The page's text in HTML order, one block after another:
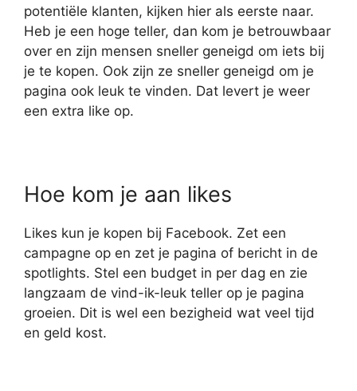
potentiële klanten, kijken hier als eerste naar.
Heb je een hoge teller, dan kom je betrouwbaar
over en zijn mensen sneller geneigd om iets bij
je te kopen. Ook zijn ze sneller geneigd om je
pagina ook leuk te vinden. Dat levert je weer
een extra like op.
Hoe kom je aan likes
Likes kun je kopen bij Facebook. Zet een
campagne op en zet je pagina of bericht in de
spotlights. Stel een budget in per dag en zie
langzaam de vind-ik-leuk teller op je pagina
groeien. Dit is wel een bezigheid wat veel tijd
en geld kost.